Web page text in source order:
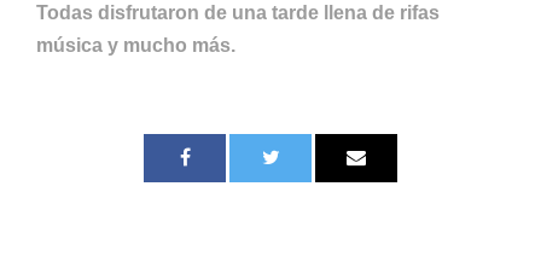
Todas disfrutaron de una tarde llena de rifas
música y mucho más.